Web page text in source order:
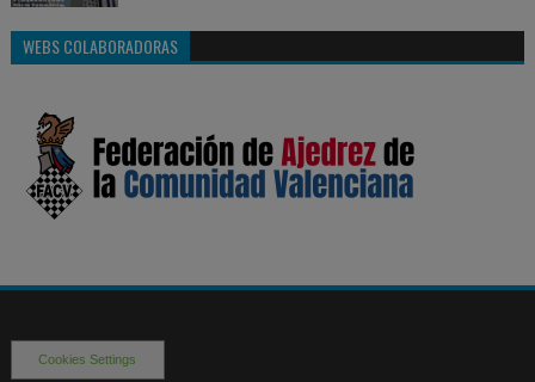
WEBS COLABORADORAS
Cookies Settings